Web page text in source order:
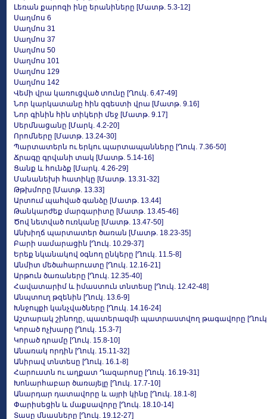
Լեռան քարոզի ինը երանիները [Մատթ. 5.3-12]
Սաղմոս 6
Սաղմոս 31
Սաղմոս 37
Սաղմոս 50
Սաղմոս 101
Սաղմոս 129
Սաղմոս 142
Վեմի վրա կառուցված տունը [Ղուկ. 6.47-49]
Նոր կարկատանը հին զգեստի վրա [Մատթ. 9.16]
Նոր գինին հին տիկերի մեջ [Մատթ. 9.17]
Սերմնացանը [Մարկ. 4.2-20]
Որոմները [Մատթ. 13.24-30]
Պարտատերն ու երկու պարտապանները [Ղուկ. 7.36-50]
Ճրագը գրվանի տակ [Մատթ. 5.14-16]
Ցանք և հունձք [Մարկ. 4.26-29]
Մանանեխի հատիկը [Մատթ. 13.31-32]
Թթխմորը [Մատթ. 13.33]
Արտում պահված գանձը [Մատթ. 13.44]
Թանկարժեք մարգարիտը [Մատթ. 13.45-46]
Ծով նետված ուռկանը [Մատթ. 13.47-50]
Անխիղճ պարտատեր ծառան [Մատթ. 18.23-35]
Բարի սամարացին [Ղուկ. 10.29-37]
Երեք նկանակով օգնող ընկերը [Ղուկ. 11.5-8]
Անմիտ մեծահարուստը [Ղուկ. 12.16-21]
Արթուն ծառաները [Ղուկ. 12.35-40]
Հավատարիմ և իմաստուն տնտեսը [Ղուկ. 12.42-48]
Անպտուղ թզենին [Ղուկ. 13.6-9]
Խնջույքի կանչվածները [Ղուկ. 14.16-24]
Աշտարակ շինողը, պատերազմի պատրաստվող թագավորը [Ղուկ.
Կորած ոչխարը [Ղուկ. 15.3-7]
Կորած դրամը [Ղուկ. 15.8-10]
Անառակ որդին [Ղուկ. 15.11-32]
Անիրավ տնտեսը [Ղուկ. 16.1-8]
Հարուստն ու աղքատ Ղազարոսը [Ղուկ. 16.19-31]
Խոնարհաբար ծառայելը [Ղուկ. 17.7-10]
Անարդար դատավորը և այրի կինը [Ղուկ. 18.1-8]
Փարիսեցին և մաքսավորը [Ղուկ. 18.10-14]
Տասը մնասները [Ղուկ. 19.12-27]